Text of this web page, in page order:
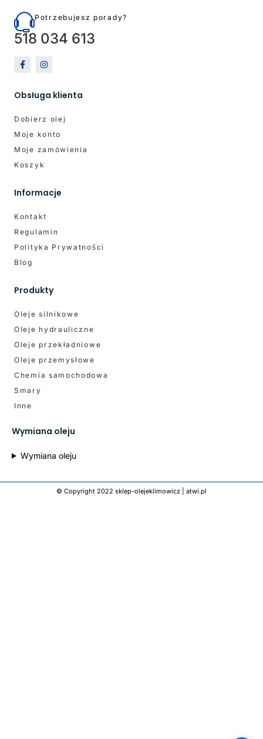
Potrzebujesz porady?
518 034 613
Obsługa klienta
Dobierz olej
Moje konto
Moje zamówienia
Koszyk
Informacje
Kontakt
Regulamin
Polityka Prywatności
Blog
Produkty
Oleje silnikowe
Oleje hydrauliczne
Oleje przekładniowe
Oleje przemysłowe
Chemia samochodowa
Smary
Inne
Wymiana oleju
Wymiana oleju
© Copyright 2022 sklep-olejeklimowicz | atwi.pl